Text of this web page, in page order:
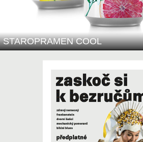
STAROPRAMEN COOL